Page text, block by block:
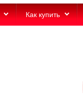
Как купить